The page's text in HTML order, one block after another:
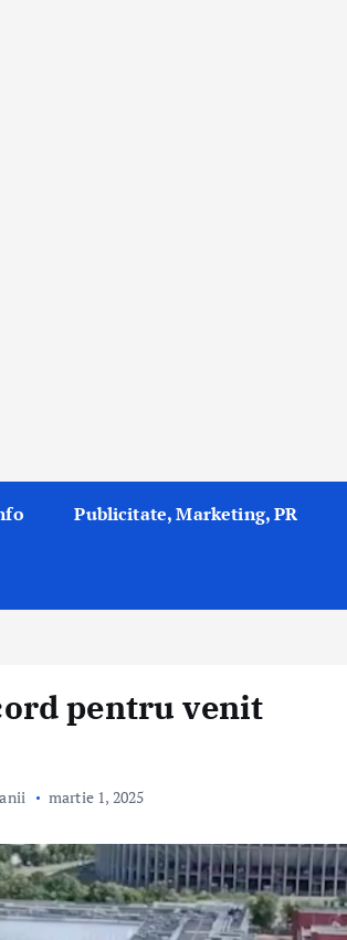
Publicitate, Marketing, PR
pentru venit
martie 1, 2025